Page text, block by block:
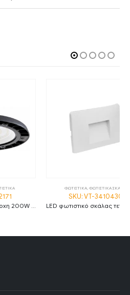
LED καμπάνα αδιάβροχη 200W ψυχρό λευκό 6000K 120° MTN-82171
ΦΩΤΙΣΤΙΚΑ ΣΚΑΛΑΣ
SKU: VT-3410430
LED φωτιστικό σκάλας τετράγωνο 3W 3000K θερμό λευκό με λευκό σώμα IP65